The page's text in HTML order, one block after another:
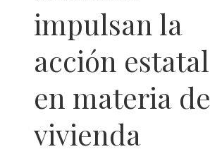
impulsan la
acción estatal
en materia de
vivienda